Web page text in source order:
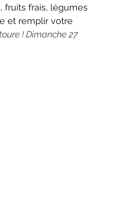
fruits frais, légumes
et remplir votre
! Dimanche 27